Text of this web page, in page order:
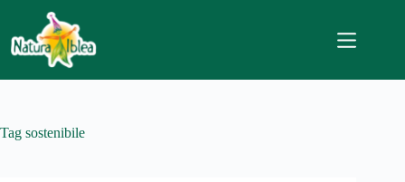
contenuto
Tag sostenibile